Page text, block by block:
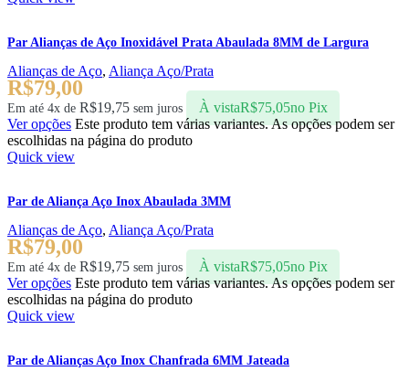
Par Alianças de Aço Inoxidável Prata Abaulada 8MM de Largura
Alianças de Aço, Aliança Aço/Prata
R$79,00
Em até 4x de R$19,75 sem juros À vistaR$75,05no Pix
Ver opções Este produto tem várias variantes. As opções podem ser
escolhidas na página do produto
Quick view
Par de Aliança Aço Inox Abaulada 3MM
Alianças de Aço, Aliança Aço/Prata
R$79,00
Em até 4x de R$19,75 sem juros À vistaR$75,05no Pix
Ver opções Este produto tem várias variantes. As opções podem ser
escolhidas na página do produto
Quick view
Par de Alianças Aço Inox Chanfrada 6MM Jateada